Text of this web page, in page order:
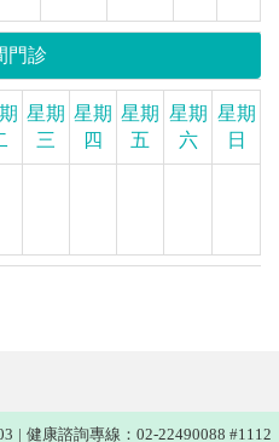
門診
星期
三
星期
四
星期
五
星期
六
星期
日
| 健康諮詢專線：02-22490088 #1112